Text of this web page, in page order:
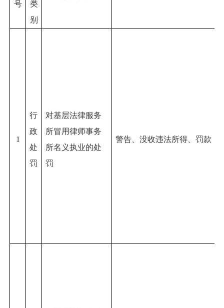
号
类
别
1
行
政
处
罚
对基层法律服务
所冒用律师事务
所名义执业的处
罚
警告、没收违法所得、罚款